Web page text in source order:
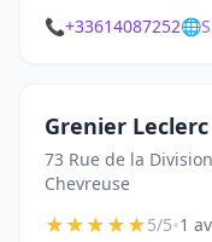
📞+33614087252🌐
Grenier
73 Rue de la
Chevreuse
★★★★★5/5•1